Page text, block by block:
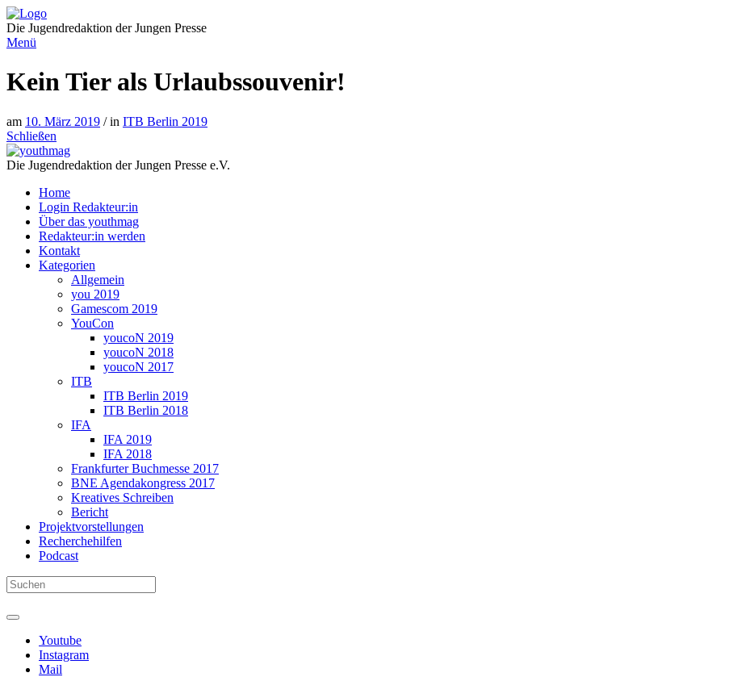
Direkt
zum
Inhalt
Die Jugendredaktion der Jungen Presse
Menü
Kein Tier als Urlaubssouvenir!
am 10. März 2019 / in ITB Berlin 2019
Schließen
Die Jugendredaktion der Jungen Presse e.V.
Home
Login Redakteur:in
Über das youthmag
Redakteur:in werden
Kontakt
Kategorien
Allgemein
you 2019
Gamescom 2019
YouCon
youcoN 2019
youcoN 2018
youcoN 2017
ITB
ITB Berlin 2019
ITB Berlin 2018
IFA
IFA 2019
IFA 2018
Frankfurter Buchmesse 2017
BNE Agendakongress 2017
Kreatives Schreiben
Bericht
Projektvorstellungen
Recherchehilfen
Podcast
Youtube
Instagram
Mail